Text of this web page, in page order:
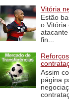
Vitória
Estão
o Vitória
fin...
Assim
página